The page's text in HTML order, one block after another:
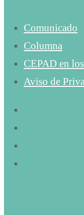
Comunicado
Columna
CEPAD en
Aviso de